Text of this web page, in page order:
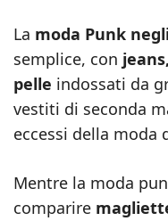
La moda Punk
semplice, con
pelle indossati da
vestiti di seconda
eccessi della moda
Mentre la moda
comparire